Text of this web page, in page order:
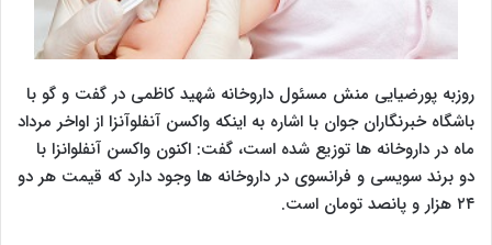
روزبه پورضیایی منش مسئول داروخانه شهید کاظمی در گفت و گو با
باشگاه خبرنگاران جوان با اشاره به اینکه واکسن آنفلوآنزا از اواخر مرداد
ماه در داروخانه ها توزیع شده است، گفت: اکنون واکسن آنفلوانزا با
دو برند سویسی و فرانسوی در داروخانه ها وجود دارد که قیمت هر دو
۲۴ هزار و پانصد تومان است.